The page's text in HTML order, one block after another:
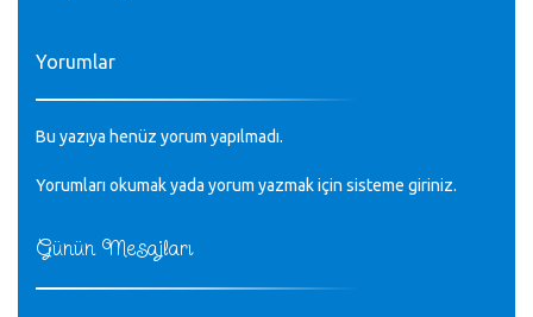
Günün Mesajları
Yorumlar
Bu yazıya henüz yorum yapılmadı.
Yorumları okumak yada yorum yazmak için sisteme giriniz.